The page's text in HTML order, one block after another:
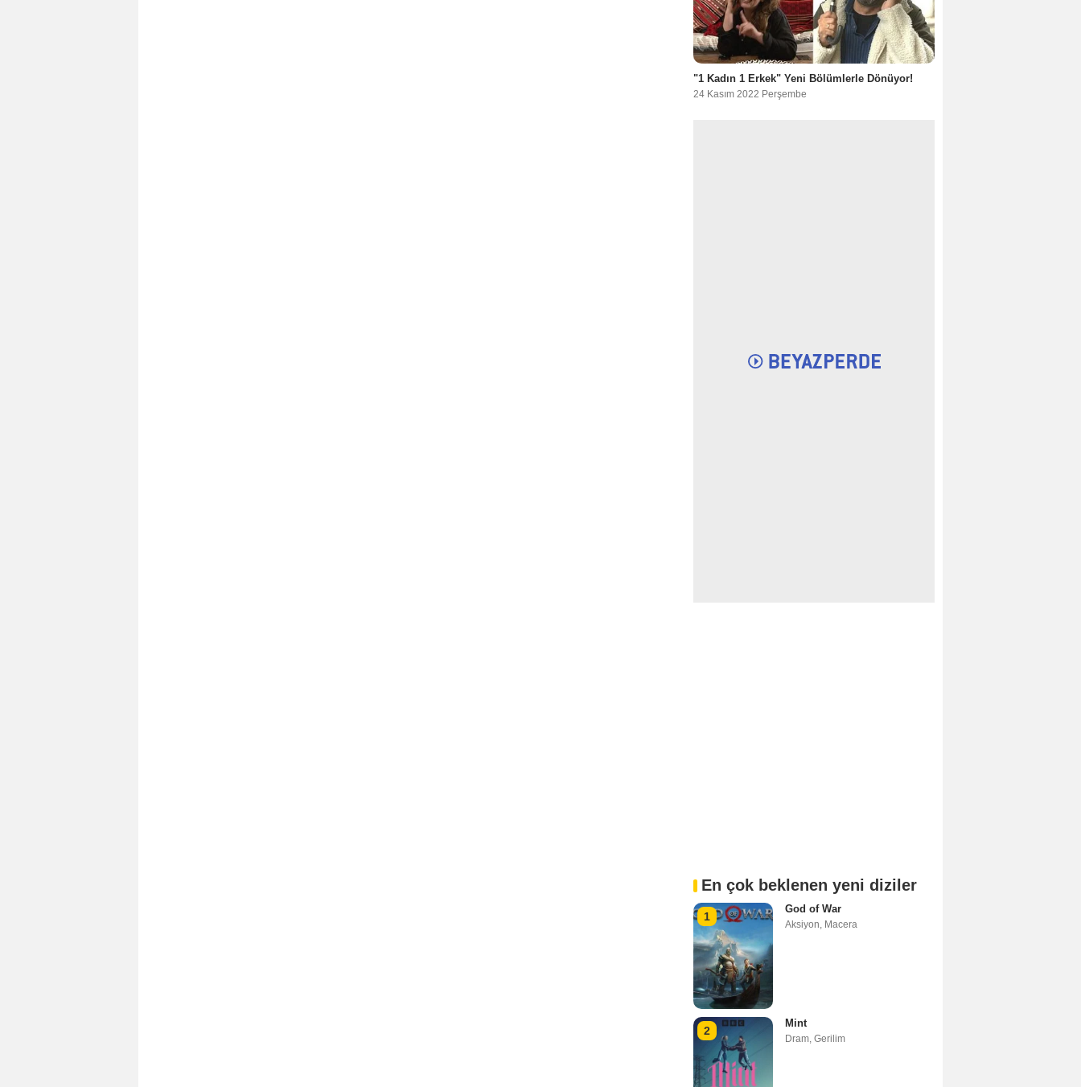
"1 Kadın 1 Erkek" Yeni Bölümlerle Dönüyor!
24 Kasım 2022 Perşembe
En çok beklenen yeni diziler
1
God of War
Aksiyon, Macera
2
Mint
Dram, Gerilim